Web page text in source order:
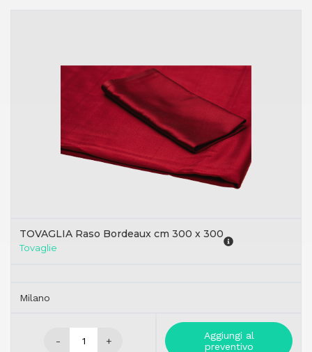
TOVAGLIA Raso Bordeaux cm 300 x 300
Tovaglie
Milano
- +
Aggiungi al
preventivo